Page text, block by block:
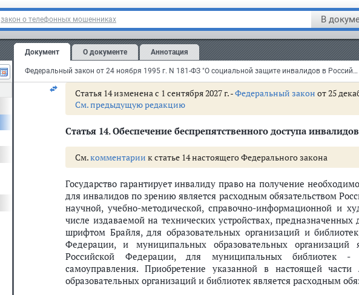
закон о телефонных мошенниках В
Документ О документе Аннотация
Федеральный закон от 24 ноября 1995 г. N 181-ФЗ "О социальной защите инвалидов в Российской Федерации" (с изменениями и дополнениями)
гарантий оказания гражданам Российской Федерации
Части вторая и третьяутратили силус 1 января 2005 г.
См. текстчастей второй и третьей статьи 13
Статья 14 изменена с 1 сентября 2027 г. -Федеральный закон от 25
См. предыдущую редакцию
Статья 14.Обеспечение беспрепятственного доступа
См.комментарии к статье 14 настоящего Федерального закона
Государство гарантирует инвалиду право на получение
для инвалидов по зрению является расходным обязательством
научной, учебно-методической, справочно-информационной и
числе издаваемой на технических устройствах,
шрифтом Брайля, для образовательных организаций и
Федерации, и муниципальных образовательных организаций
Российской Федерации, для муниципальных библиотек -
самоуправления. Приобретение указанной в настоящей
образовательных организаций и библиотек является расходным